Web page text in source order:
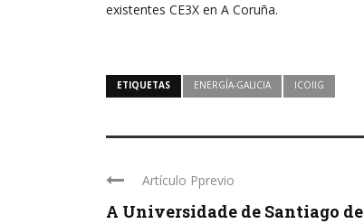
existentes CE3X en A Coruña.
ETIQUETAS ENERGÍA-GALICIA ICOIIG
Artículo Pprevio
A Universidade de Santiago de